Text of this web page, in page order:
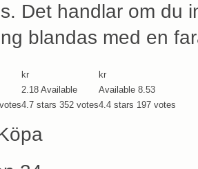
Det handlar om du
blandas med en
votes
kr
2.18 Available
4.7 stars 352 votes
kr
Available 8.53
4.4 stars 197 votes